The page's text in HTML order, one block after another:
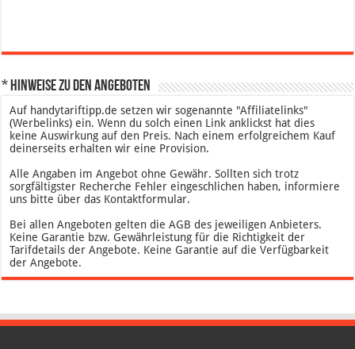
* Hinweise zu den Angeboten
Auf handytariftipp.de setzen wir sogenannte "Affiliatelinks"
(Werbelinks) ein. Wenn du solch einen Link anklickst hat dies
keine Auswirkung auf den Preis. Nach einem erfolgreichem Kauf
deinerseits erhalten wir eine Provision.
Alle Angaben im Angebot ohne Gewähr. Sollten sich trotz
sorgfältigster Recherche Fehler eingeschlichen haben, informiere
uns bitte über das Kontaktformular.
Bei allen Angeboten gelten die AGB des jeweiligen Anbieters.
Keine Garantie bzw. Gewährleistung für die Richtigkeit der
Tarifdetails der Angebote. Keine Garantie auf die Verfügbarkeit
der Angebote.